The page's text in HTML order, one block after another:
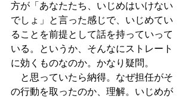
方が「あなたたち、いじめはいけない
でしょ」と言った感じで、いじめてい
ることを前提として話を持っていって
いる。というか、そんなにストレート
に効くものなのか。かなり疑問。
と思っていたら納得。なぜ担任がそ
の行動を取ったのか、理解。いじめが